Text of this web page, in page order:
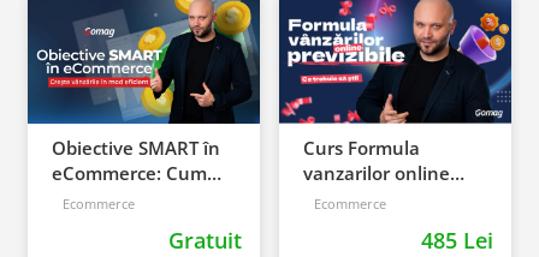
Obiective SMART în
eCommerce: Cum
să-ți crești vânzările
Ecommerce
Gratuit
Curs Formula
vanzarilor online
previzibile: ce
Ecommerce
485 Lei